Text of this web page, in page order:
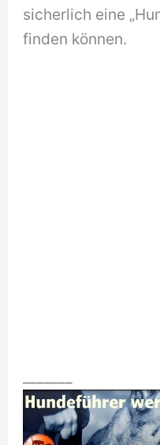
sicherlich eine
finden können.